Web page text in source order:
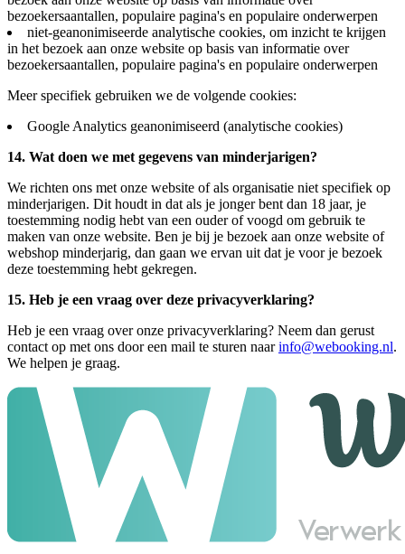
bezoekersaantallen, populaire pagina's en populaire onderwerpen
niet-geanonimiseerde analytische cookies, om inzicht te krijgen
in het bezoek aan onze website op basis van informatie over
bezoekersaantallen, populaire pagina's en populaire onderwerpen
Meer specifiek gebruiken we de volgende cookies:
Google Analytics geanonimiseerd (analytische cookies)
14. Wat doen we met gegevens van minderjarigen?
We richten ons met onze website of als organisatie niet specifiek op
minderjarigen. Dit houdt in dat als je jonger bent dan 18 jaar, je
toestemming nodig hebt van een ouder of voogd om gebruik te
maken van onze website. Ben je bij je bezoek aan onze website of
webshop minderjarig, dan gaan we ervan uit dat je voor je bezoek
deze toestemming hebt gekregen.
15. Heb je een vraag over deze privacyverklaring?
Heb je een vraag over onze privacyverklaring? Neem dan gerust
contact op met ons door een mail te sturen naarinfo@webooking.nl.
We helpen je graag.